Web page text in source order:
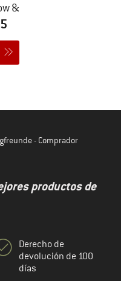
&
- Comprador
productos de
Derecho de
devolución de 100
días